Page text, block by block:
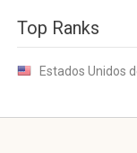
Top Ranks
Estados Unidos